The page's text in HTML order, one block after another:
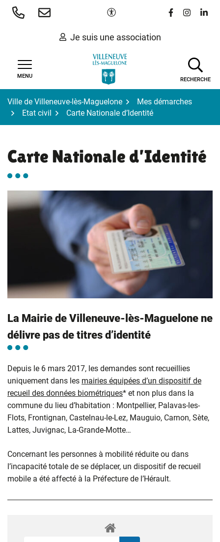
Aller
Paramètres d'accessibilité
Lien vers le
Lien vers
Lien
Je suis une association
MENU
RECHERCHE
Ville de Villeneuve-lès-Maguelone
Mes démarches
Etat civil
Carte Nationale d’Identité
Carte Nationale d’Identité
La Mairie de Villeneuve-lès-Maguelone ne
délivre pas de titres d’identité
Depuis le 6 mars 2017, les demandes sont recueillies
uniquement dans les mairies équipées d’un dispositif de
recueil des données biométriques* et non plus dans la
commune du lieu d’habitation : Montpellier, Palavas-les-
Flots, Frontignan, Castelnau-le-Lez, Mauguio, Carnon, Sète,
Lattes, Juvignac, La-Grande-Motte…
Concernant les personnes à mobilité réduite ou dans
l’incapacité totale de se déplacer, un dispositif de recueil
mobile a été affecté à la Préfecture de l’Hérault.